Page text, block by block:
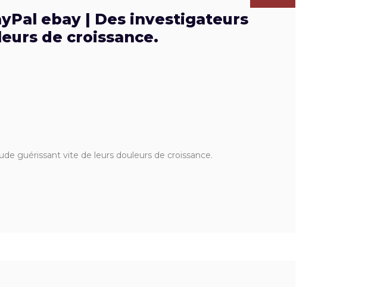
ebay | Des investigateurs
de croissance.
guérissant vite de leurs douleurs de croissance.